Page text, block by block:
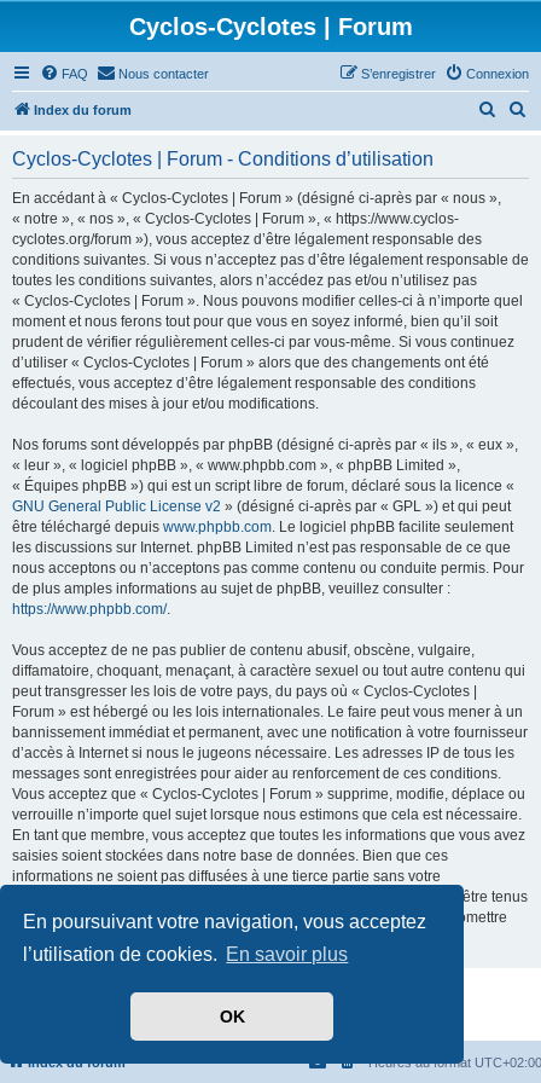
En poursuivant votre navigation, vous acceptez
l’utilisation de cookies. En savoir plus
OK
Cyclos-Cyclotes | Forum
FAQ Nous contacter Connexion
S’enregistrer
Index du forum
r
h
e
Cyclos-Cyclotes | Forum - Conditions d’utilisation
En accédant à « Cyclos-Cyclotes | Forum » (désigné ci-après par « nous »,
« notre », « nos », « Cyclos-Cyclotes | Forum », « https://www.cyclos-
cyclotes.org/forum »), vous acceptez d’être légalement responsable des
conditions suivantes. Si vous n’acceptez pas d’être légalement responsable de
toutes les conditions suivantes, alors n’accédez pas et/ou n’utilisez pas
« Cyclos-Cyclotes | Forum ». Nous pouvons modifier celles-ci à n’importe quel
moment et nous ferons tout pour que vous en soyez informé, bien qu’il soit
prudent de vérifier régulièrement celles-ci par vous-même. Si vous continuez
d’utiliser « Cyclos-Cyclotes | Forum » alors que des changements ont été
effectués, vous acceptez d’être légalement responsable des conditions
découlant des mises à jour et/ou modifications.
Nos forums sont développés par phpBB (désigné ci-après par « ils », « eux »,
« leur », « logiciel phpBB », « www.phpbb.com », « phpBB Limited »,
« Équipes phpBB ») qui est un script libre de forum, déclaré sous la licence «
GNU General Public License v2 » (désigné ci-après par « GPL ») et qui peut
être téléchargé depuis www.phpbb.com. Le logiciel phpBB facilite seulement
les discussions sur Internet. phpBB Limited n’est pas responsable de ce que
nous acceptons ou n’acceptons pas comme contenu ou conduite permis. Pour
de plus amples informations au sujet de phpBB, veuillez consulter :
https://www.phpbb.com/.
Vous acceptez de ne pas publier de contenu abusif, obscène, vulgaire,
diffamatoire, choquant, menaçant, à caractère sexuel ou tout autre contenu qui
peut transgresser les lois de votre pays, du pays où « Cyclos-Cyclotes |
Forum » est hébergé ou les lois internationales. Le faire peut vous mener à un
bannissement immédiat et permanent, avec une notification à votre fournisseur
d’accès à Internet si nous le jugeons nécessaire. Les adresses IP de tous les
messages sont enregistrées pour aider au renforcement de ces conditions.
Vous acceptez que « Cyclos-Cyclotes | Forum » supprime, modifie, déplace ou
verrouille n’importe quel sujet lorsque nous estimons que cela est nécessaire.
En tant que membre, vous acceptez que toutes les informations que vous avez
saisies soient stockées dans notre base de données. Bien que ces
informations ne soient pas diffusées à une tierce partie sans votre
consentement, ni « Cyclos-Cyclotes | Forum », ni phpBB ne pourront être tenus
comme responsables en cas de tentative de piratage visant à compromettre
Index du forum Heures au format UTC+02:00
Développé parphpBB® Forum Software © phpBB Limited
Traduit par
Confidentialité|Conditions